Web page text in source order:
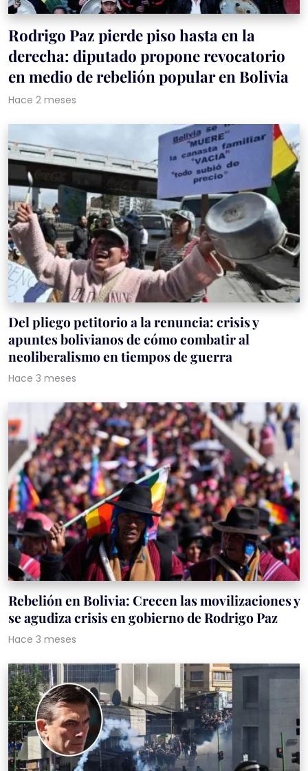
Rodrigo Paz pierde piso hasta en la
derecha: diputado propone revocatorio
en medio de rebelión popular en Bolivia
Hace 2 meses
Del pliego petitorio a la renuncia: crisis y
apuntes bolivianos de cómo combatir al
neoliberalismo en tiempos de guerra
Hace 3 meses
Rebelión en Bolivia: Crecen las movilizaciones y
se agudiza crisis en gobierno de Rodrigo Paz
Hace 3 meses